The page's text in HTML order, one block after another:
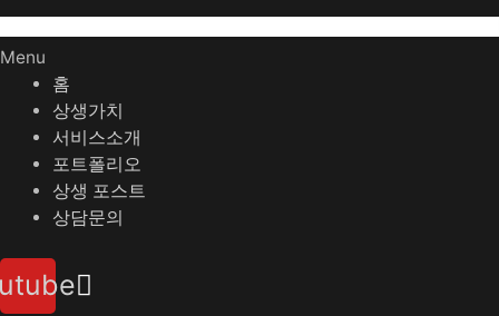
Menu
홈
상생가치
서비스소개
포트폴리오
상생 포스트
상담문의